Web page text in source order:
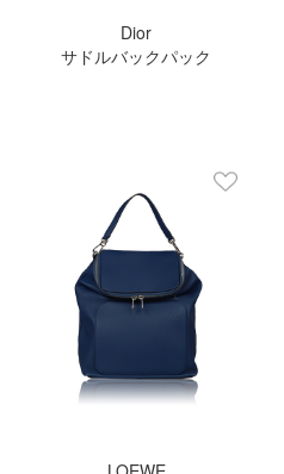
Dior
サドルバックパック